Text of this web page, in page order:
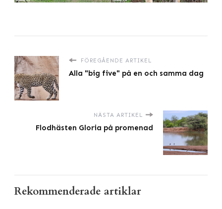
FÖREGÅENDE ARTIKEL
Alla "big five" på en och samma dag
NÄSTA ARTIKEL
Flodhästen Gloria på promenad
Rekommenderade artiklar